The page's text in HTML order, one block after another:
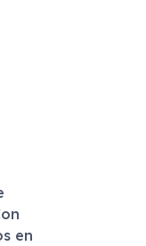
en